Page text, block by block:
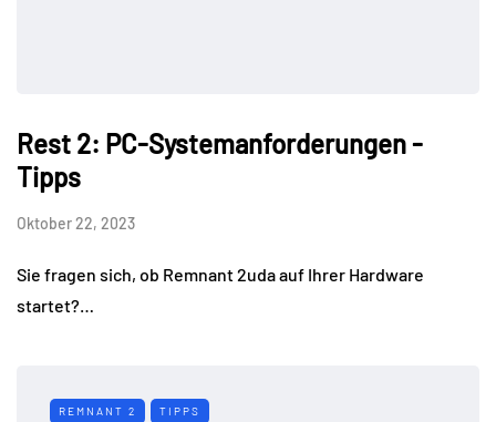
Rest 2: PC-Systemanforderungen -
Tipps
Oktober 22, 2023
Sie fragen sich, ob Remnant 2uda auf Ihrer Hardware
startet?…
REMNANT 2 TIPPS